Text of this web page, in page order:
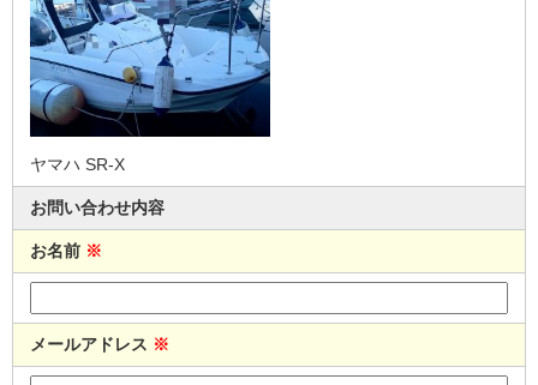
ヤマハ SR-X
お問い合わせ内容
お名前 ※
メールアドレス ※